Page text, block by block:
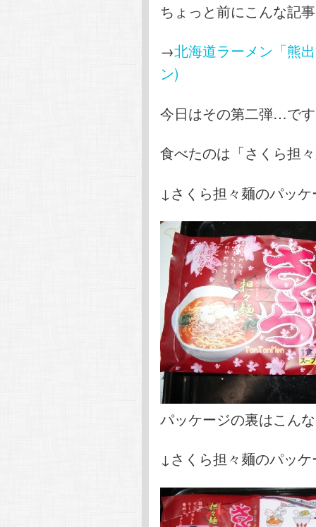
ちょっと前にこんな記
→北海道ラーメン「熊
ン)
今日はその第二弾…で
食べたのは「さくら担
↓さくら担々麺のパッケ
パッケージの裏はこん
↓さくら担々麺のパッ